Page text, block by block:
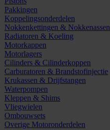
Pakkingen
Koppelingsonderdelen
Nokkenkettingen & Nokkenassen
Radiatoren & Koeling
Motorkappen
Motorlagers
Cilinders & Cilinderkoppen
Carburatoren & Brandstofinjectie
Krukassen & Drijfstangen
Waterpompen
Kleppen & Shims
Vliegwielen
Ombouwsets
Overige Motoronderdelen